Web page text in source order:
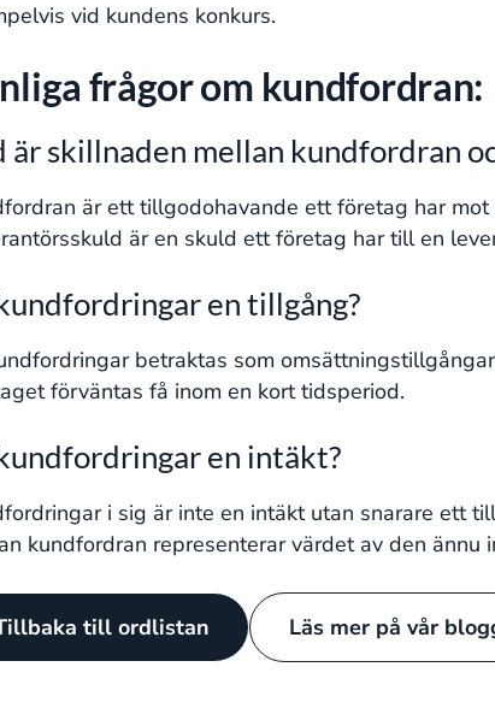
vid kundens konkurs​​.
frågor om kundfordran:
är skillnaden mellan kundfordran
är ett tillgodohavande ett företag har
är en skuld ett företag har till en
en tillgång?
betraktas som
förväntas få inom en kort tidsperiod.
en intäkt?
i sig är inte en intäkt utan snarare ett
kundfordran representerar värdet av den
till ordlistan Läs mer på vår